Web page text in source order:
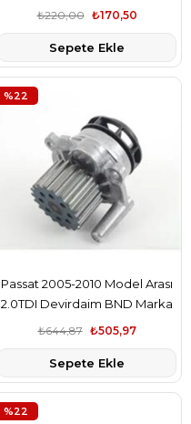
İthal Marka
₺170,50
₺220,00
Sepete Ekle
Passat 2005-2010 Model Arası
2.0TDI Devirdaim BND Marka
₺505,97
₺644,87
Sepete Ekle
%22
%22